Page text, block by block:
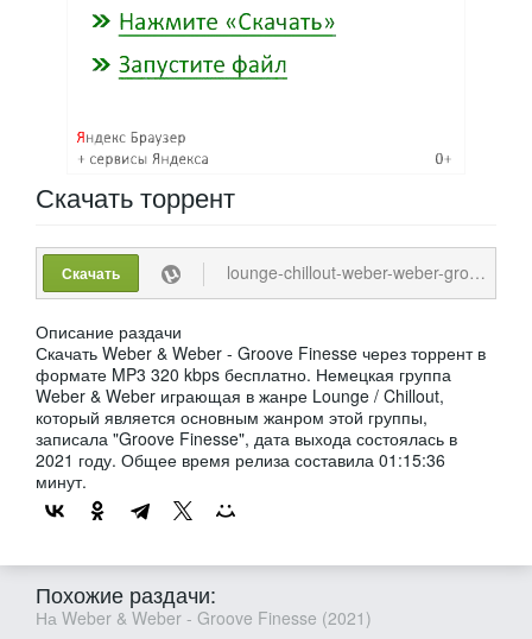
Скачатьторрент
Скачать lounge-chillout-weber-weber-groove-finesse-2021-mp3-320-kbps.torrent
Описание раздачи
Скачать Weber & Weber - Groove Finesse через торрент в
формате MP3 320 kbps бесплатно. Немецкая группа
Weber & Weber играющая в жанре Lounge / Chillout,
который является основным жанром этой группы,
записала "Groove Finesse", дата выхода состоялась в
2021 году. Общее время релиза составила 01:15:36
минут.
Похожие раздачи:
На Weber & Weber - Groove Finesse (2021)